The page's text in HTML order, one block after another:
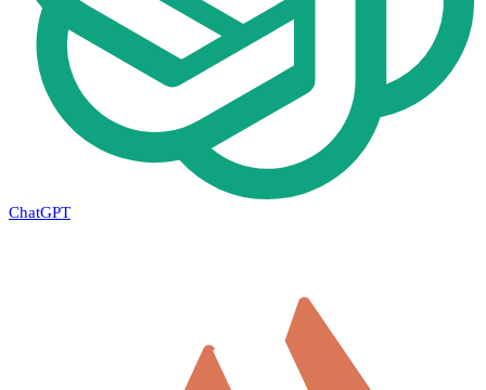
ChatGPT